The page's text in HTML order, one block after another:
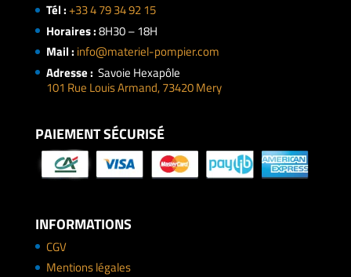
Tél :+33 4 79 34 92 15
Horaires :8H30 – 18H
Mail : info@materiel-pompier.com
Adresse : Savoie Hexapôle
101 Rue Louis Armand, 73420 Mery
PAIEMENT SÉCURISÉ
INFORMATIONS
CGV
Mentions légales